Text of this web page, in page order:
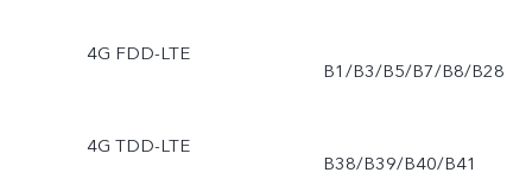
4G FDD-LTE
B1/B3/B5/B7/B8/B28
4G TDD-LTE
B38/B39/B40/B41